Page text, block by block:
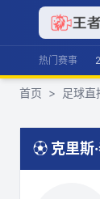
热门赛事
首页 > 足球直
⚽ 克里斯